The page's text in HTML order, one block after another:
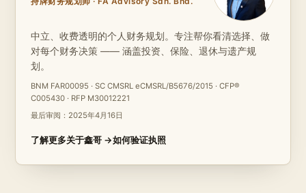
中立、收费透明的个人财务规划。专注帮你看清选择、做
对每个财务决策 —— 涵盖投资、保险、退休与遗产规
划。
BNM FAR00095 · SC CMSRL eCMSRL/B5676/2015 · CFP®
C005430 · RFP M30012221
最后审阅： 2025年4月16日
了解更多关于鑫哥 →如何验证执照